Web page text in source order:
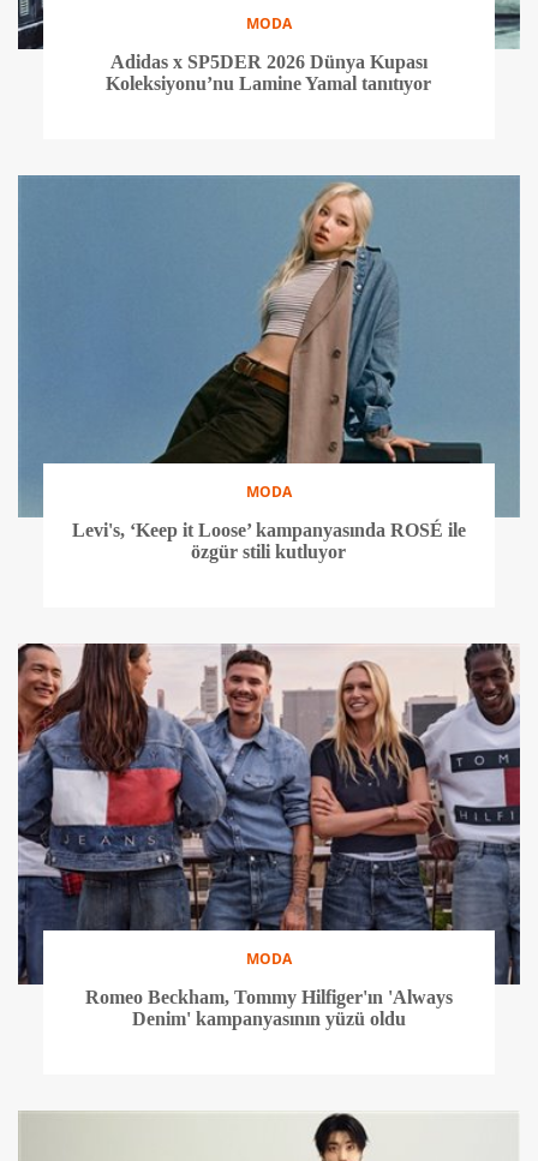
MODA
Adidas x SP5DER 2026 Dünya Kupası
Koleksiyonu’nu Lamine Yamal tanıtıyor
MODA
Levi's, ‘Keep it Loose’ kampanyasında ROSÉ ile
özgür stili kutluyor
MODA
Romeo Beckham, Tommy Hilfiger'ın 'Always
Denim' kampanyasının yüzü oldu